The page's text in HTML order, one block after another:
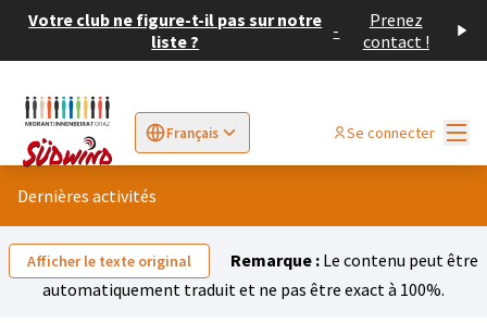
Votre club ne figure-t-il pas sur notre
liste ?
-
Prenez
contact !
Français
Sprache wählen Choose languageElegir el idioma
Se connecter
Dernières activités
Afficher le texte original Remarque : Le contenu peut être
automatiquement traduit et ne pas être exact à 100%.